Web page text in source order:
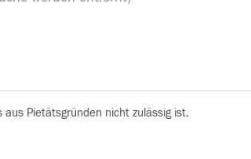
Pietätsgründen nicht zulässig ist.